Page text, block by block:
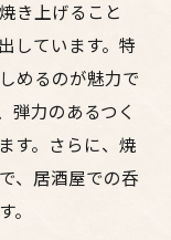
の選び方
所の選び方
る方法
報
理と楽しい
屋の空間
き上げること
しています。特
めるのが魅力で
弾力のあるつく
す。さらに、焼
、居酒屋での呑